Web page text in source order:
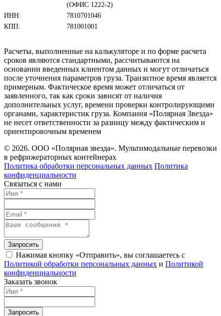
(ОФИС 1222-2)
ИНН:
7810701046
КПП:
781001001
Расчеты, выполненные на калькуляторе и по форме расчета
сроков являются стандартными, рассчитываются на
основании введенных клиентом данных и могут отличаться
после уточнения параметров груза. Транзитное время является
примерным. Фактическое время может отличаться от
заявленного, так как сроки зависят от наличия
дополнительных услуг, времени проверки контролирующими
органами, характеристик груза. Компания «Полярная Звезда»
не несет ответственности за разницу между фактическим и
ориентировочным временем
© 2026. ООО «Полярная звезда». Мультимодальные перевозки
в рефрижераторных контейнерах
Политика обработки персональных данных Политика
конфиденциальности
Связаться с нами
Запросить
Нажимая кнопку «Отправить», вы соглашаетесь с
Политикой обработки персональных данных и Политикой
конфиденциальности
Заказать звонок
Запросить